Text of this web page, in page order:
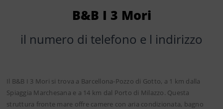
B&B I 3 Mori
il numero di telefono e l indirizzo
Il B&B I 3 Mori si trova a Barcellona-Pozzo di Gotto, a 1 km dalla
Spiaggia Marchesana e a 14 km dal Porto di Milazzo. Questa
struttura fronte mare offre camere con aria condizionata, bagno